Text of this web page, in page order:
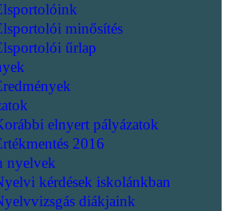
minősítés
űrlap
elnyert pályázatok
2016
nyelvek
kérdések iskolánkban
diákjaink